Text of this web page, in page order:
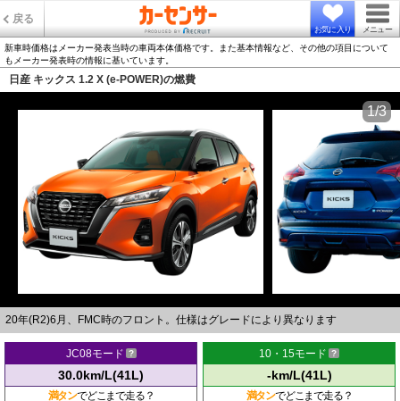
戻る
お気に入り メニュー
新車時価格はメーカー発表当時の車両本体価格です。また基本情報など、その他の項目について
もメーカー発表時の情報に基いています。
日産 キックス 1.2 X (e-POWER)の燃費
20年(R2)6月、FMC時のフロント。仕様はグレードにより異なります
1/3
JC08モード
30.0km/L(41L)
満タンでどこまで走る？
10・15モード
-km/L(41L)
満タンでどこまで走る？